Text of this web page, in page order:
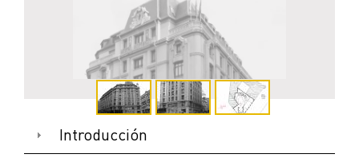
Introducción